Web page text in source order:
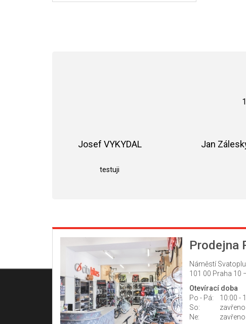
Josef VYKYDAL
testuji
Jan
Prodejna
Náměstí
101 00 Praha 10
Otevírací doba
Po - Pá:
10:00 -
So:
zavřeno
Ne:
zavřeno